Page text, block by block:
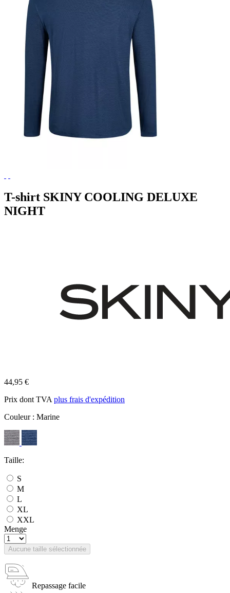
T-shirt SKINY COOLING DELUXE
NIGHT
44,95 €
Prix dont TVA plus frais d'expédition
Couleur : Marine
Taille:
S
M
L
XL
XXL
Menge
Aucune taille sélectionnée
Repassage facile